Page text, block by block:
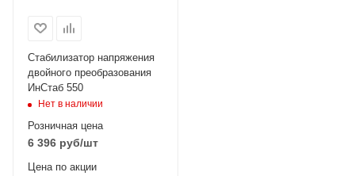
Стабилизатор напряжения
двойного преобразования
ИнСтаб 550
Нет в наличии
Розничная цена
6 396 руб/шт
Цена по акции